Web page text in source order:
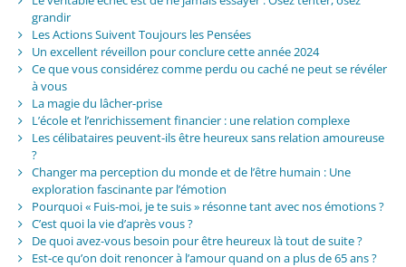
grandir
Les Actions Suivent Toujours les Pensées
Un excellent réveillon pour conclure cette année 2024
Ce que vous considérez comme perdu ou caché ne peut se révéler
à vous
La magie du lâcher-prise
L’école et l’enrichissement financier : une relation complexe
Les célibataires peuvent-ils être heureux sans relation amoureuse
?
Changer ma perception du monde et de l’être humain : Une
exploration fascinante par l’émotion
Pourquoi « Fuis-moi, je te suis » résonne tant avec nos émotions ?
C’est quoi la vie d’après vous ?
De quoi avez-vous besoin pour être heureux là tout de suite ?
Est-ce qu’on doit renoncer à l’amour quand on a plus de 65 ans ?